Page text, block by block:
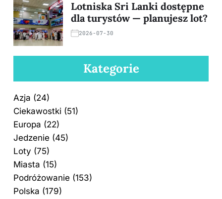
Lotniska Sri Lanki dostępne
dla turystów — planujesz lot?
2026-07-30
Kategorie
Azja (24)
Ciekawostki (51)
Europa (22)
Jedzenie (45)
Loty (75)
Miasta (15)
Podróżowanie (153)
Polska (179)